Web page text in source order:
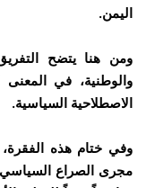
اليمن.
ومن هنا يتضح
والوطنية، في المعنى
الاصطلاحية السياسية.
وفي ختام هذه
مجرى الصراع السياسي